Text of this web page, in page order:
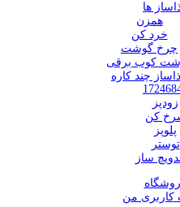
ها
همزن
خرد کن
چرخ گوشت
کوب برقی
چند کاره
زودپز
کن
پلوپز
توستر
ساز
من